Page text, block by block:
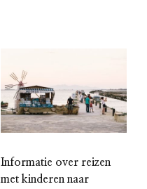
Informatie over reizen
met kinderen naar